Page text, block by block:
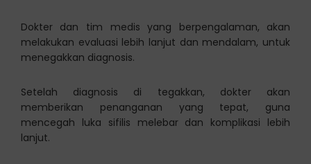
Dokter dan tim medis yang berpengalaman, akan
melakukan evaluasi lebih lanjut dan mendalam, untuk
menegakkan diagnosis.
Setelah diagnosis di tegakkan, dokter akan
memberikan penanganan yang tepat, guna
mencegah luka sifilis melebar dan komplikasi lebih
lanjut.